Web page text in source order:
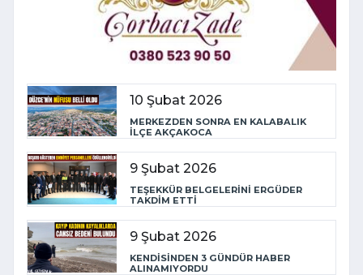
10 Şubat 2026
MERKEZDEN SONRA EN KALABALIK
İLÇE AKÇAKOCA
9 Şubat 2026
TEŞEKKÜR BELGELERİNİ ERGÜDER
TAKDİM ETTİ
9 Şubat 2026
KENDİSİNDEN 3 GÜNDÜR HABER
ALINAMIYORDU